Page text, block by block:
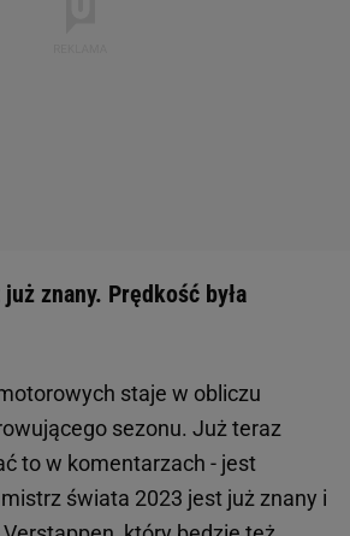
znany. Prędkość była
staje w obliczu
sezonu. Już teraz
to w komentarzach - jest
świata 2023 jest już znany i